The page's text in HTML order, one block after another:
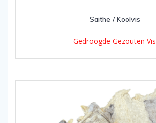
Saithe / Koolvis
Gedroogde Gezouten Vis